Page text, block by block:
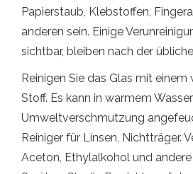
Papierstaub, Klebstoffen,
anderen sein. Einige
sichtbar, bleiben nach der
Reinigen Sie das Glas mit
Stoff. Es kann in warmem
Umweltverschmutzung
Reiniger für Linsen, Nichtträger.
Aceton, Ethylalkohol und